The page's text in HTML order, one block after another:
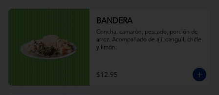
BANDERA
Concha, camarón, pescado, porción de
arroz. Acompañado de ají, canguil, chifle
y limón.
$12.95